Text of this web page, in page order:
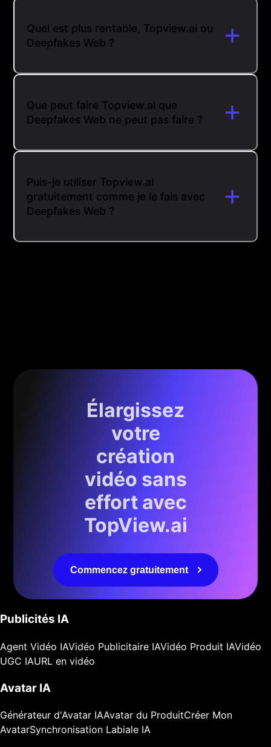
Quel est plus rentable, Topview.ai ou
Deepfakes Web ?
Que peut faire Topview.ai que
Deepfakes Web ne peut pas faire ?
Puis-je utiliser Topview.ai
gratuitement comme je le fais avec
Deepfakes Web ?
Élargissez
votre
création
vidéo sans
effort avec
TopView.ai
Commencez gratuitement
Publicités IA
Agent Vidéo IAVidéo Publicitaire IAVidéo Produit IAVidéo
UGC IAURL en vidéo
Avatar IA
Générateur d'Avatar IAAvatar du ProduitCréer Mon
AvatarSynchronisation Labiale IA